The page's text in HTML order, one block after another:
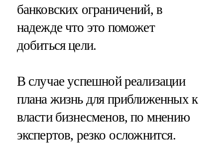
банковских ограничений, в
надежде что это поможет
добиться цели.
В случае успешной реализации
плана жизнь для приближенных к
власти бизнесменов, по мнению
экспертов, резко осложнится.